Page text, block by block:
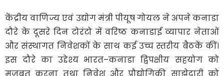
केंद्रीय वाणिज्य एवं उद्योग मंत्री पीयूष गोयल ने अपने कनाडा
दौरे के दूसरे दिन टोरंटो में वरिष्ठ कनाडाई व्यापार नेताओं
और संस्थागत निवेशकों के साथ कई उच्च स्तरीय बैठकें कीं।
इस दौरे का उद्देश्य भारत–कनाडा द्विपक्षीय सहयोग को
मजबूत करना तथा निवेश और प्रौद्योगिकी साझेदारी को